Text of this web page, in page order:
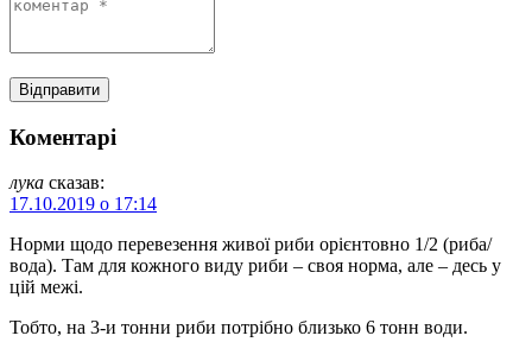
Коментарі
лука сказав:
17.10.2019 о 17:14
Норми щодо перевезення живої риби орієнтовно 1/2 (риба/
вода). Там для кожного виду риби – своя норма, але – десь у
цій межі.
Тобто, на 3-и тонни риби потрібно близько 6 тонн води.